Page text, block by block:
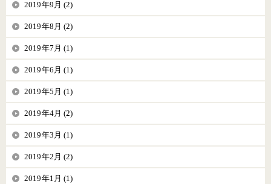
2019年9月 (2)
2019年8月 (2)
2019年7月 (1)
2019年6月 (1)
2019年5月 (1)
2019年4月 (2)
2019年3月 (1)
2019年2月 (2)
2019年1月 (1)